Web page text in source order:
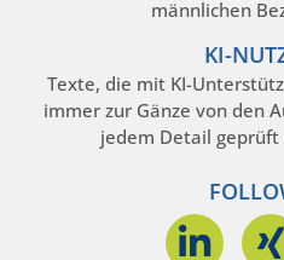
männlichen
KI-
Texte, die mit KI-
immer zur Gänze von den
jedem Detail